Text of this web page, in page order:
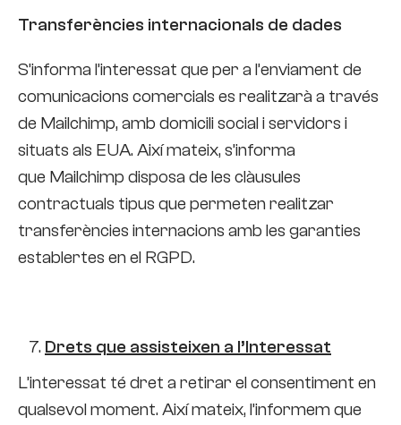
Transferències internacionals de dades
S’informa l’interessat que per a l’enviament de
comunicacions comercials es realitzarà a través
de Mailchimp, amb domicili social i servidors i
situats als EUA. Així mateix, s’informa
que Mailchimp disposa de les clàusules
contractuals tipus que permeten realitzar
transferències internacions amb les garanties
establertes en el RGPD.
Drets que assisteixen a l’Interessat
L’interessat té dret a retirar el consentiment en
qualsevol moment. Així mateix, l’informem que